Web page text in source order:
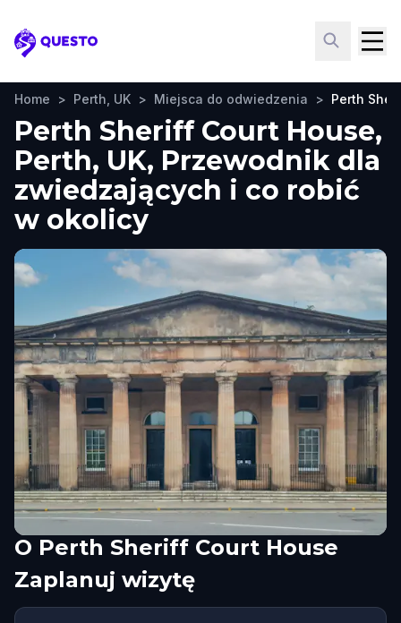
Questo
Home > Perth, UK > Miejsca do odwiedzenia > Perth
Perth Sheriff Court House,
Perth, UK, Przewodnik dla
zwiedzających i co robić
w okolicy
O Perth Sheriff Court House
Zaplanuj wizytę